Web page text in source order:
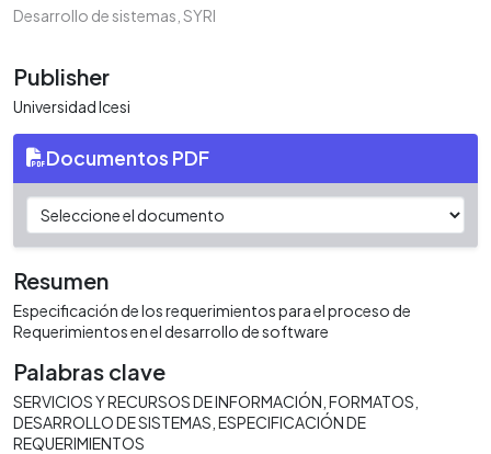
Desarrollo de sistemas, SYRI
Publisher
Universidad Icesi
Documentos PDF
Resumen
Especificación de los requerimientos para el proceso de
Requerimientos en el desarrollo de software
Palabras clave
SERVICIOS Y RECURSOS DE INFORMACIÓN FORMATOS
DESARROLLO DE SISTEMAS ESPECIFICACIÓN DE
REQUERIMIENTOS